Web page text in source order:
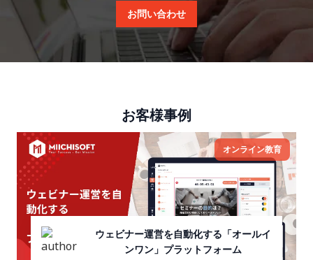
お問い合わせ
お客様事例
オンライン教育
ウェビナー運営を自動化する「オールイ
ンワン」プラットフォーム